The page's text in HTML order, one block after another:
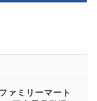
ァミリーマート